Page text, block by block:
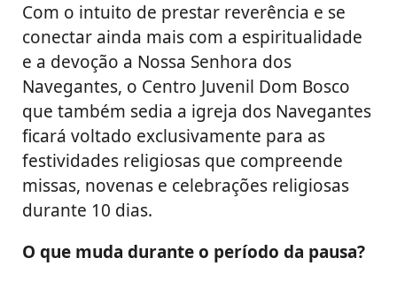
Com o intuito de prestar reverência e se
conectar ainda mais com a espiritualidade
e a devoção a Nossa Senhora dos
Navegantes, o Centro Juvenil Dom Bosco
que também sedia a igreja dos Navegantes
ficará voltado exclusivamente para as
festividades religiosas que compreende
missas, novenas e celebrações religiosas
durante 10 dias.
O que muda durante o período da pausa?